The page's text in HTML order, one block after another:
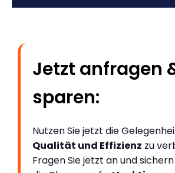
Jetzt anfragen
sparen:
Nutzen Sie jetzt die
Qualität und Effizienz zu
Fragen Sie jetzt an und sichern